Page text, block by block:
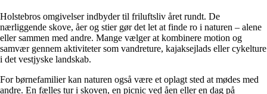
Holstebros omgivelser indbyder til friluftsliv året rundt. De
nærliggende skove, åer og stier gør det let at finde ro i naturen – alene
eller sammen med andre. Mange vælger at kombinere motion og
samvær gennem aktiviteter som vandreture, kajaksejlads eller cykelture
i det vestjyske landskab.
For børnefamilier kan naturen også være et oplagt sted at mødes med
andre. En fælles tur i skoven, en picnic ved åen eller en dag på